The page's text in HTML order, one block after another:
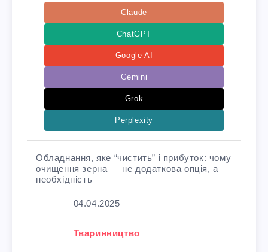
Claude
ChatGPT
Google AI
Gemini
Grok
Perplexity
Обладнання, яке “чистить” і прибуток: чому
очищення зерна — не додаткова опція, а
необхідність
04.04.2025
У зв'язку з тим, що
Тваринництво